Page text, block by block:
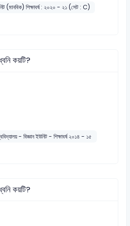
(মানবিক) শিক্ষাবর্ষ : ২০২০ - ২১ (সেট : C)
কয়টি?
- বিজ্ঞান ইউনিট - শিক্ষাবর্ষ ২০১৪ - ১৫
কয়টি?